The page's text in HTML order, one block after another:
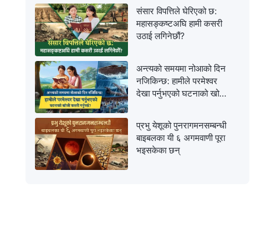
संसार विपत्तिले घेरिएको छ:
महासङ्कष्टअघि हामी कसरी
उठाई लगिनेछौं?
अन्त्यको समयमा नोआको दिन
नजिकिन्छ: हामीले परमेश्‍वर
देखा पर्नुभएको घटनाको खोजी
प्रभु येशूको पुनरागमनसम्‍बन्धी
बाइबलका यी ६ अगमवाणी पूरा
भइसकेका छन्